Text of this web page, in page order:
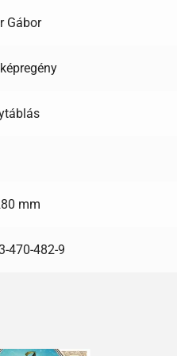
Gábor
mm
470-482-9